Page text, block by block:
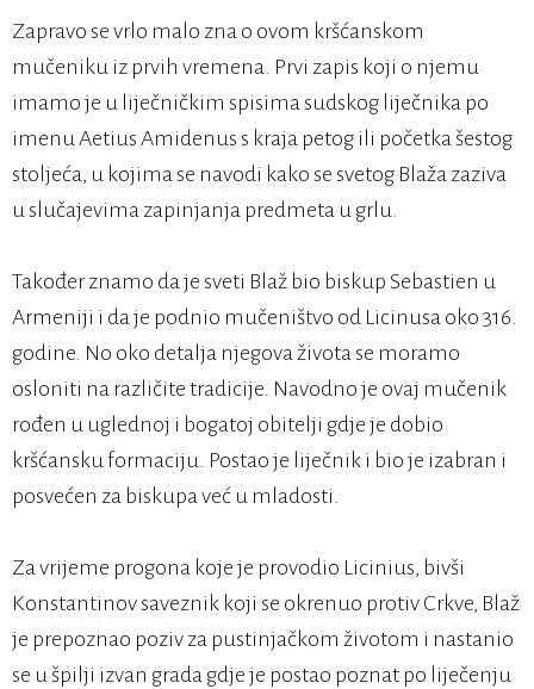
Zapravo se vrlo malo zna o ovom kršćanskom
mučeniku iz prvih vremena. Prvi zapis koji o njemu
imamo je u liječničkim spisima sudskog liječnika po
imenu Aetius Amidenus s kraja petog ili početka šestog
stoljeća, u kojima se navodi kako se svetog Blaža zaziva
u slučajevima zapinjanja predmeta u grlu.
Također znamo da je sveti Blaž bio biskup Sebastien u
Armeniji i da je podnio mučeništvo od Licinusa oko 316.
godine. No oko detalja njegova života se moramo
osloniti na različite tradicije. Navodno je ovaj mučenik
rođen u uglednoj i bogatoj obitelji gdje je dobio
kršćansku formaciju. Postao je liječnik i bio je izabran i
posvećen za biskupa već u mladosti.
Za vrijeme progona koje je provodio Licinius, bivši
Konstantinov saveznik koji se okrenuo protiv Crkve, Blaž
je prepoznao poziv za pustinjačkom životom i nastanio
se u špilji izvan grada gdje je postao poznat po liječenju